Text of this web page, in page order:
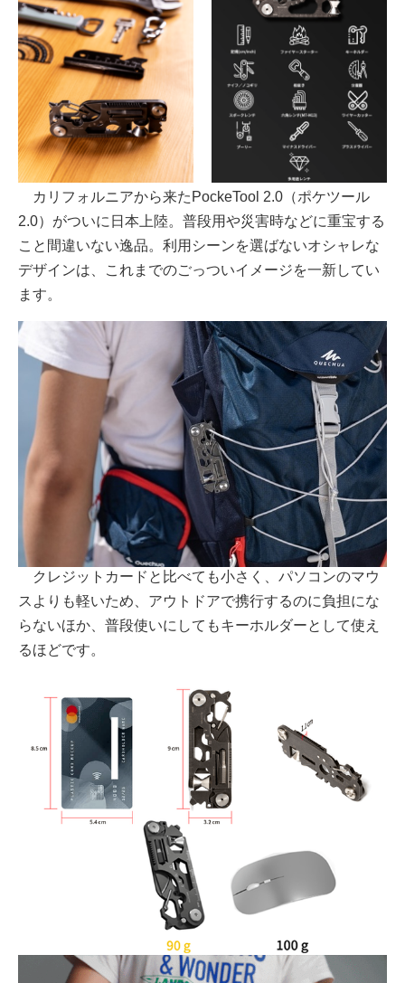
カリフォルニアから来たPockeTool 2.0（ポケツール
2.0）がついに日本上陸。普段用や災害時などに重宝する
こと間違いない逸品。利用シーンを選ばないオシャレな
デザインは、これまでのごっついイメージを一新してい
ます。
クレジットカードと比べても小さく、パソコンのマウ
スよりも軽いため、アウトドアで携行するのに負担にな
らないほか、普段使いにしてもキーホルダーとして使え
るほどです。